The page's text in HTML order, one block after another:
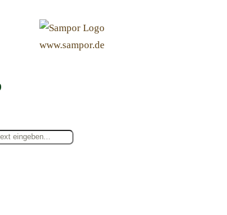
www.sampor.de